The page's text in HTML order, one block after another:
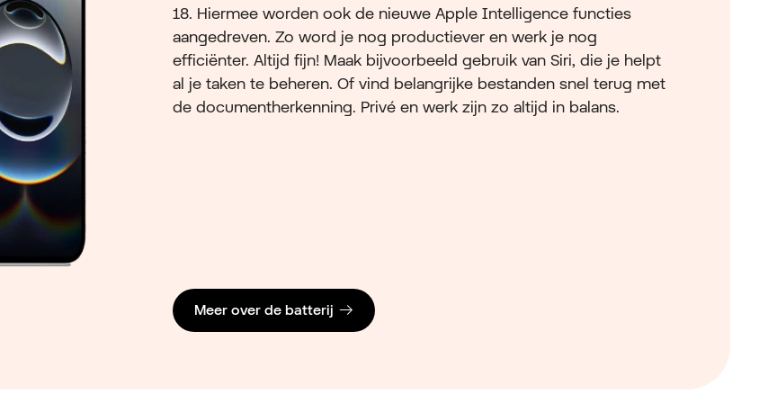
18. Hiermee worden ook de nieuwe Apple Intelligence functies
aangedreven. Zo word je nog productiever en werk je nog
efficiënter. Altijd fijn! Maak bijvoorbeeld gebruik van Siri, die je helpt
al je taken te beheren. Of vind belangrijke bestanden snel terug met
de documentherkenning. Privé en werk zijn zo altijd in balans.
Meer over de batterij